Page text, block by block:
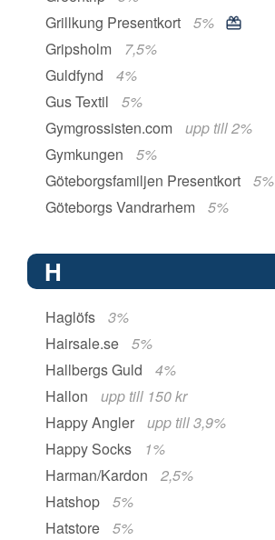
Grillkung Presentkort
5%
Gripsholm
7,5%
Guldfynd
4%
Gus Textil
5%
Gymgrossisten.com
upp till 2%
Gymkungen
5%
Göteborgsfamiljen Presentkort
5%
Göteborgs Vandrarhem
5%
H
Haglöfs
3%
Hairsale.se
5%
Hallbergs Guld
4%
Hallon
upp till 150 kr
Happy Angler
upp till 3,9%
Happy Socks
1%
Harman/Kardon
2,5%
Hatshop
5%
Hatstore
5%